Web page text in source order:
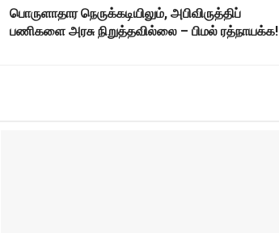
பொருளாதார நெருக்கடியிலும், அபிவிருத்திப்
பணிகளை அரசு நிறுத்தவில்லை – பிமல் ரத்நாயக்க!